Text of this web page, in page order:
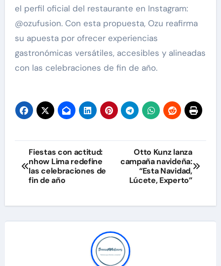
el perfil oficial del restaurante en Instagram:
@ozufusion. Con esta propuesta, Ozu reafirma
su apuesta por ofrecer experiencias
gastronómicas versátiles, accesibles y alineadas
con las celebraciones de fin de año.
Navegación
de
Fiestas con actitud:
nhow Lima redefine
las celebraciones de
fin de año
Otto Kunz lanza
campaña navideña:
“Esta Navidad,
Lúcete, Experto”